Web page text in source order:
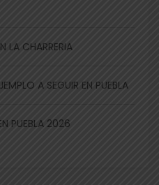
LA CHARRERIA
A SEGUIR EN PUEBLA
PUEBLA 2026